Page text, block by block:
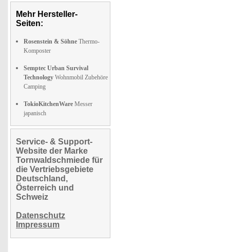
Mehr Hersteller-
Seiten:
Rosenstein & Söhne Thermo-
Komposter
Semptec Urban Survival
Technology Wohnmobil Zubehöre
Camping
TokioKitchenWare Messer
japanisch
Service- & Support-
Website der Marke
Tornwaldschmiede für
die Vertriebsgebiete
Deutschland,
Österreich und
Schweiz
Datenschutz
Impressum